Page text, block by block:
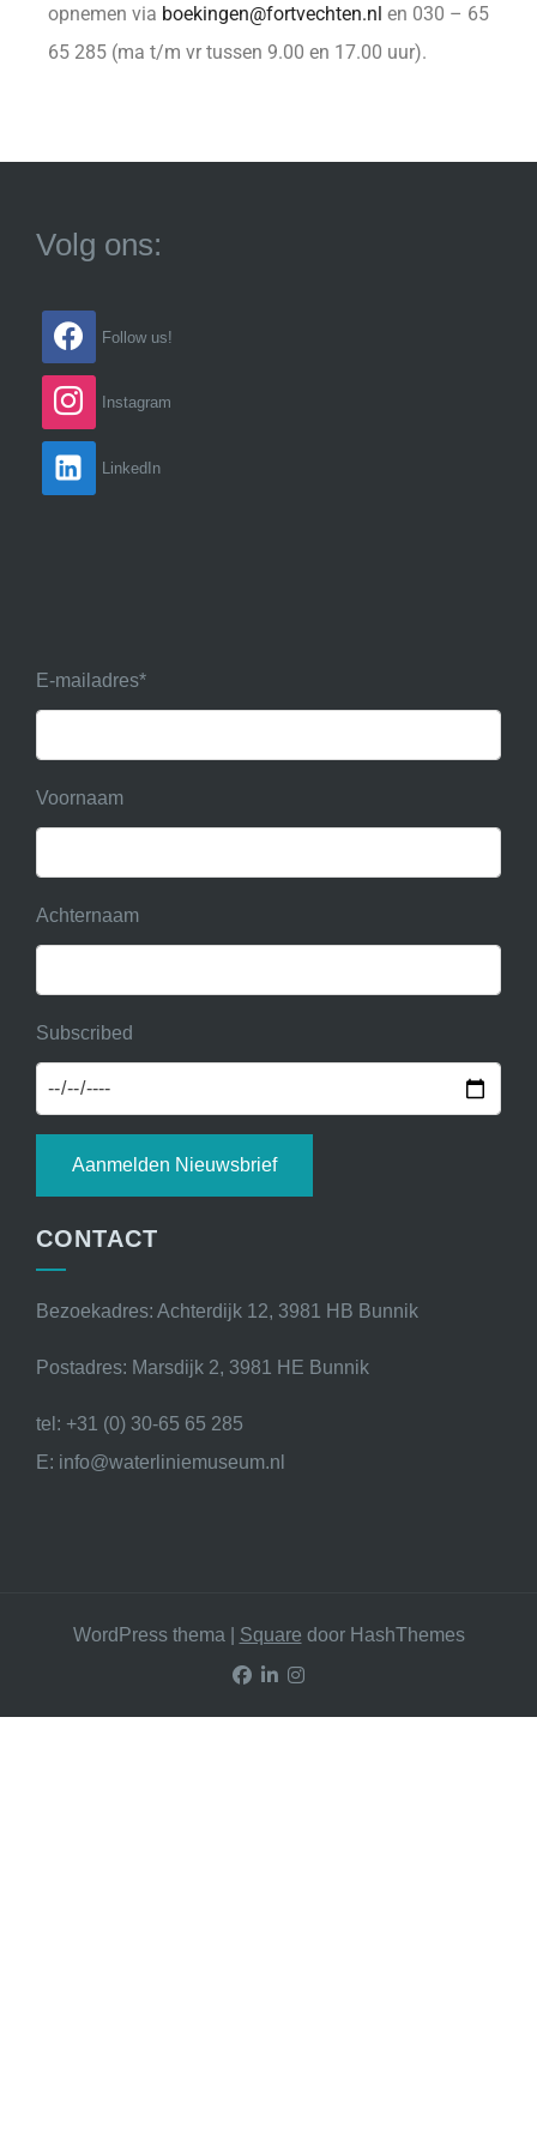
opnemen via boekingen@fortvechten.nl en 030 – 65
65 285 (ma t/m vr tussen 9.00 en 17.00 uur).
Volg ons:
Follow us!
Instagram
LinkedIn
E-mailadres*
Voornaam
Achternaam
Subscribed
Aanmelden Nieuwsbrief
CONTACT
Bezoekadres: Achterdijk 12, 3981 HB Bunnik
Postadres: Marsdijk 2, 3981 HE Bunnik
tel: +31 (0) 30-65 65 285
E: info@waterliniemuseum.nl
WordPress thema Square door HashThemes